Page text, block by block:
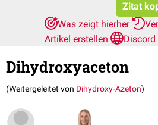
Zitat
Was zeigt hierher
Artikel erstellen
Discord
Dihydroxyaceton
(Weitergeleitet von Dihydroxy-Azeton)